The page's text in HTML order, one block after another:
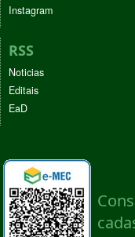
Instagram
RSS
Noticias
Editais
EaD